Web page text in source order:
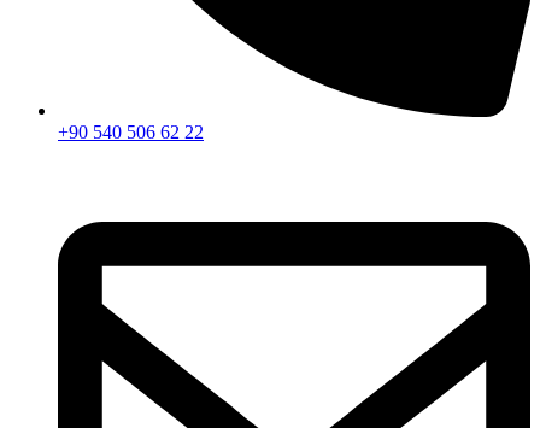
+90 540 506 62 22